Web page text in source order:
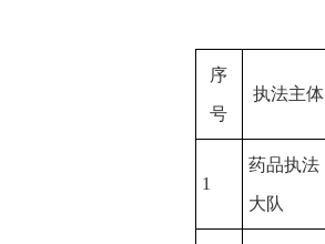
序
号
执法主体
1
药品执法
大队